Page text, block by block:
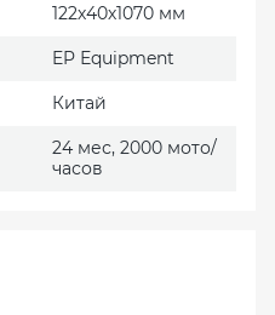
122х40х1070 мм
EP Еquipment
Китай
24 мес, 2000 мото/
часов